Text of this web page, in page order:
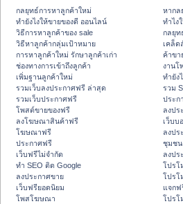
กลยุทธ์การหาลูกค้าใหม่
ทํายังไงให้ขายของดี ออนไลน์
วิธีการหาลูกค้าของ sale
วิธีหาลูกค้ากลุ่มเป้าหมาย
การหาลูกค้าใหม่ รักษาลูกค้าเก่า
ช่องทางการเข้าถึงลูกค้า
เพิ่มฐานลูกค้าใหม่
รวมเว็บลงประกาศฟรี ล่าสุด
รวมเว็บประกาศฟรี
โพสต์ขายของฟรี
ลงโฆษณาสินค้าฟรี
โฆษณาฟรี
ประกาศฟรี
เว็บฟรีไม่จำกัด
ทำ SEO ติด Google
ลงประกาศขาย
เว็บฟรียอดนิยม
โพสโฆษณา
หากล
ทําไง
กลยุท
เคล็ด
ค้าขา
งานโ
ทํายัง
รวม
ประก
ลงปร
เว็บบ
ลงปร
ชุมชน
ลงปร
โปรโ
โปรโ
แจกฟ
โปรโ